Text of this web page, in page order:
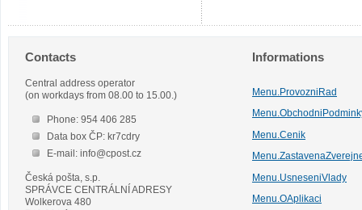
Contacts
Central address operator
(on workdays from 08.00 to 15.00.)
Phone: 954 406 285
Data box ČP: kr7cdry
E-mail: info@cpost.cz
Česká pošta, s.p.
SPRÁVCE CENTRÁLNÍ ADRESY
Wolkerova 480
Informations
Menu.ProvozniRad
Menu.Cenik
Menu.UsneseniVlady
Menu.OAplikaci